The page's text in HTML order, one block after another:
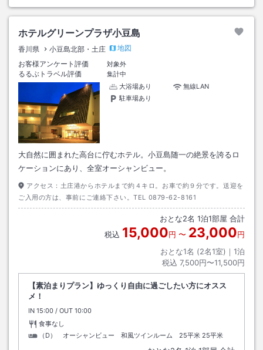
ホテルグリーンプラザ小豆島
香川県 小豆島北部・土庄
地図
お客様アンケート評価
対象外
るるぶトラベル評価
集計中
大浴場あり
無線LAN
駐車場あり
大自然に囲まれた高台に佇むホテル。小豆島随一の絶景を誇るロ
ケーションにあり、全室オーシャンビュー。
アクセス： 土庄港からホテルまで約４キロ。お車で約９分です。送迎を
ご入用の方は、事前にご連絡下さい。TEL 0879-62-8161
おとな2名 1泊1部屋 合計
税込 15,000円 〜 23,000円
おとな1名 (2名1室)｜ 1泊
税込 7,500円〜11,500円
【素泊まりプラン】ゆっくり自由に過ごしたい方にオスス
メ！
IN チェックイン
15:00 / OUT チェックアウト
10:00
食事なし
（D） オーシャンビュー 和風ツインルーム 25平米 25平米